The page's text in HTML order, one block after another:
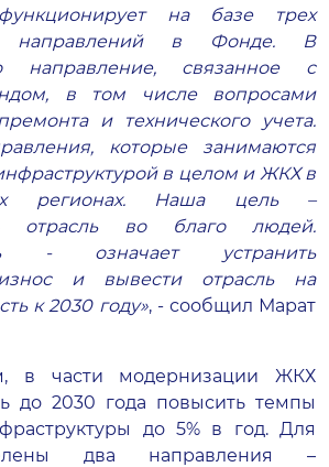
на базе трех
направлений в Фонде. В
направление, связанное с
в том числе вопросами
и технического учета.
которые занимаются
в целом и ЖКХ в
регионах. Наша цель –
отрасль во благо людей.
- означает устранить
и вывести отрасль на
к 2030 году», - сообщил Марат
в части модернизации ЖКХ
до 2030 года повысить темпы
до 5% в год. Для
два направления –